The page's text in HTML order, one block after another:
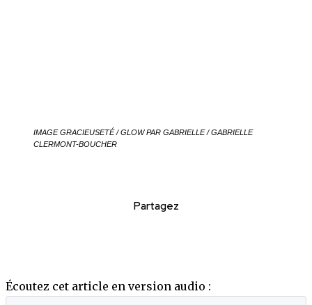
IMAGE GRACIEUSETÉ / GLOW PAR GABRIELLE / GABRIELLE
CLERMONT-BOUCHER
Partagez
Écoutez cet article en version audio :